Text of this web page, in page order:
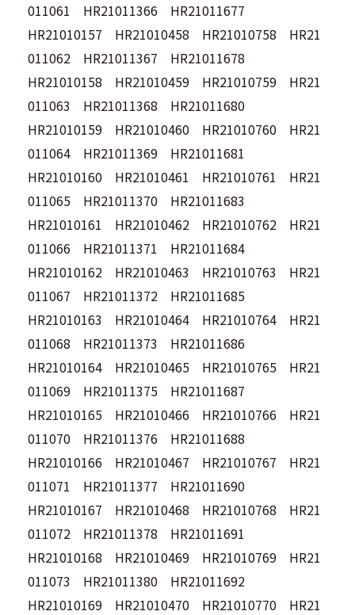
011061 HR21011366 HR21011677
HR21010157 HR21010458 HR21010758 HR21
011062 HR21011367 HR21011678
HR21010158 HR21010459 HR21010759 HR21
011063 HR21011368 HR21011680
HR21010159 HR21010460 HR21010760 HR21
011064 HR21011369 HR21011681
HR21010160 HR21010461 HR21010761 HR21
011065 HR21011370 HR21011683
HR21010161 HR21010462 HR21010762 HR21
011066 HR21011371 HR21011684
HR21010162 HR21010463 HR21010763 HR21
011067 HR21011372 HR21011685
HR21010163 HR21010464 HR21010764 HR21
011068 HR21011373 HR21011686
HR21010164 HR21010465 HR21010765 HR21
011069 HR21011375 HR21011687
HR21010165 HR21010466 HR21010766 HR21
011070 HR21011376 HR21011688
HR21010166 HR21010467 HR21010767 HR21
011071 HR21011377 HR21011690
HR21010167 HR21010468 HR21010768 HR21
011072 HR21011378 HR21011691
HR21010168 HR21010469 HR21010769 HR21
011073 HR21011380 HR21011692
HR21010169 HR21010470 HR21010770 HR21